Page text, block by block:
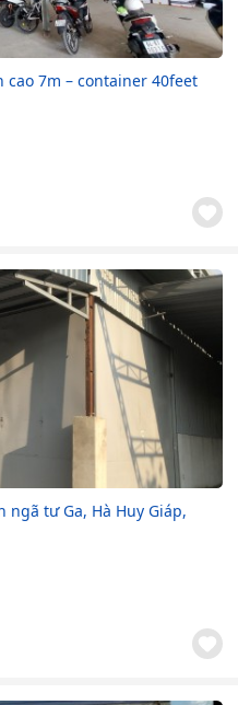
cao 7m – container 40feet
tư Ga, Hà Huy Giáp,